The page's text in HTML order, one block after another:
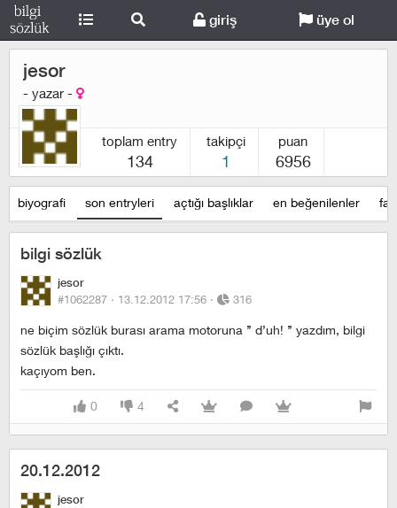
giriş üye ol
jesor
- yazar -
toplam entry
134
takipçi
1
puan
6956
biyografi son entryleri açtığı başlıklar en beğenilenler
bilgi sözlük
jesor
#1062287 · 13.12.2012 17:56 · 316
ne biçim sözlük burası arama motoruna ’’ d’uh! ’’ yazdım, bilgi
sözlük başlığı çıktı.
kaçıyom ben.
0 4
20.12.2012
jesor